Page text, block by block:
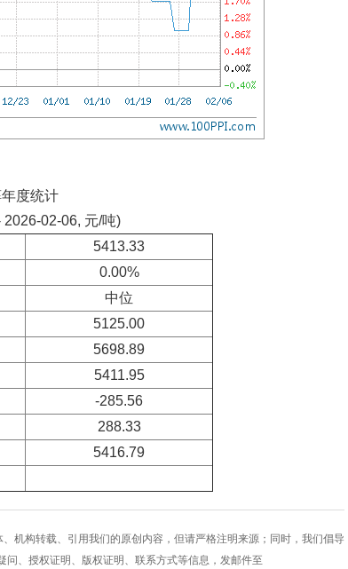
度统计
2026-02-06, 元/吨)
5413.33
0.00%
中位
5125.00
5698.89
5411.95
-285.56
288.33
5416.79
机构转载、引用我们的原创内容，但请严格注明来源；同时，我们倡导
、授权证明、版权证明、联系方式等信息，发邮件至